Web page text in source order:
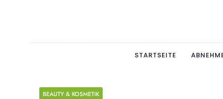
MAGERSUCHT.
STARTSEITE
BEAUTY & KOSMETIK